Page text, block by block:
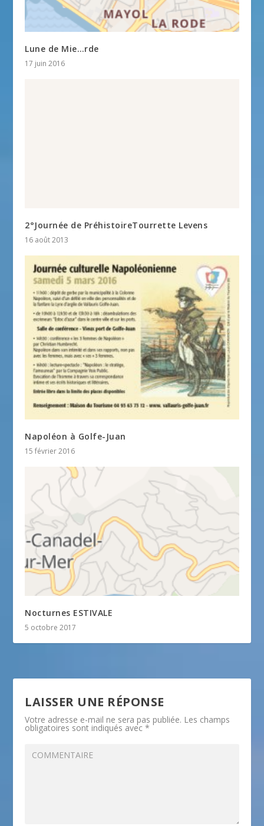
Lune de Mie…rde
17 juin 2016
2°Journée de PréhistoireTourrette Levens
16 août 2013
Napoléon à Golfe-Juan
15 février 2016
Nocturnes ESTIVALE
5 octobre 2017
LAISSER UNE RÉPONSE
Votre adresse e-mail ne sera pas publiée. Les champs
obligatoires sont indiqués avec*